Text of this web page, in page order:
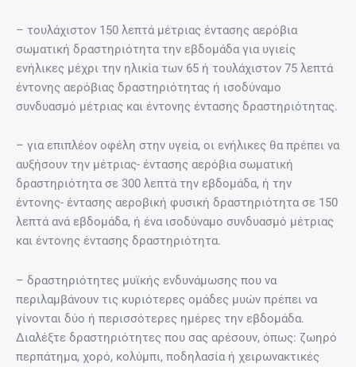
– τουλάχιστον 150 λεπτά μέτριας έντασης αερόβια
σωματική δραστηριότητα την εβδομάδα για υγιείς
ενήλικες μέχρι την ηλικία των 65 ή τουλάχιστον 75 λεπτά
έντονης αερόβιας δραστηριότητας ή ισοδύναμο
συνδυασμό μέτριας και έντονης έντασης δραστηριότητας.
– για επιπλέον οφέλη στην υγεία, οι ενήλικες θα πρέπει να
αυξήσουν την μέτριας- έντασης αερόβια σωματική
δραστηριότητα σε 300 λεπτά την εβδομάδα, ή την
έντονης- έντασης αεροβική φυσική δραστηριότητα σε 150
λεπτά ανά εβδομάδα, ή ένα ισοδύναμο συνδυασμό μέτριας
και έντονης έντασης δραστηριότητα.
– δραστηριότητες μυϊκής ενδυνάμωσης που να
περιλαμβάνουν τις κυριότερες ομάδες μυών πρέπει να
γίνονται δύο ή περισσότερες ημέρες την εβδομάδα.
Διαλέξτε δραστηριότητες που σας αρέσουν, όπως: ζωηρό
περπάτημα, χορό, κολύμπι, ποδηλασία ή χειρωνακτικές